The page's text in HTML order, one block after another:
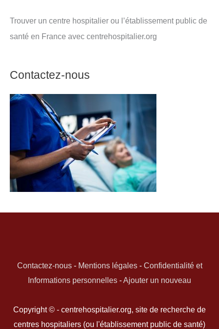
Trouver un centre hospitalier ou l’établissement public de
santé en France avec centrehospitalier.org
Contactez-nous
Contactez-nous- Mentions légales- Confidentialité et
Informations personnelles -Ajouter un nouveau
Copyright © - centrehospitalier.org, site de recherche de
centres hospitaliers (ou l'établissement public de santé)